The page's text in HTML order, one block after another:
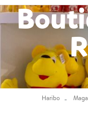
Haribo